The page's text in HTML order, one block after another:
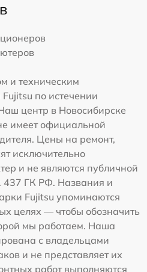
и техническим
по истечении
центр в Новосибирске
имеет официальной
Цены на ремонт,
исключительно
и не являются публичной
437 ГК РФ. Названия и
Fujitsu упоминаются
целях — чтобы обозначить
мы работаем. Наша
с владельцами
и не представляет их
работ выполняются